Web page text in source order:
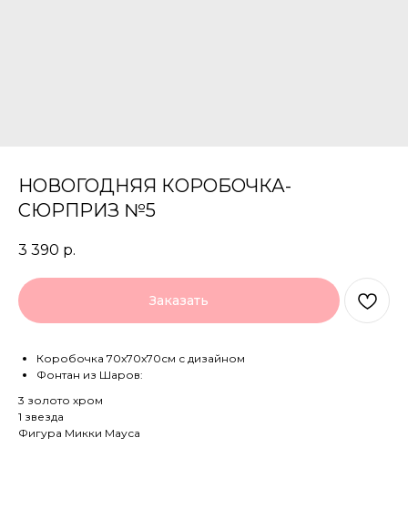
НОВОГОДНЯЯ КОРОБОЧКА-
СЮРПРИЗ №5
3 390 р.
Заказать
Коробочка 70х70х70см с дизайном
Фонтан из Шаров:
3 золото хром
1 звезда
Фигура Микки Мауса